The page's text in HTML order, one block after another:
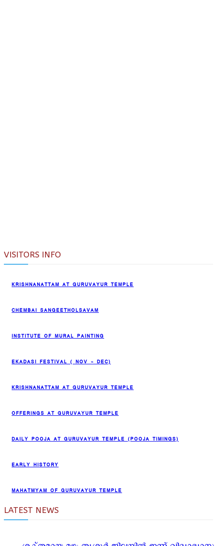
VISITORS INFO
KRISHNANATTAM AT GURUVAYUR TEMPLE
CHEMBAI SANGEETHOLSAVAM
INSTITUTE OF MURAL PAINTING
EKADASI FESTIVAL ( NOV – DEC)
KRISHNANATTAM AT GURUVAYUR TEMPLE
OFFERINGS AT GURUVAYUR TEMPLE
DAILY POOJA AT GURUVAYUR TEMPLE (POOJA TIMINGS)
EARLY HISTORY
MAHATMYAM OF GURUVAYUR TEMPLE
LATEST NEWS